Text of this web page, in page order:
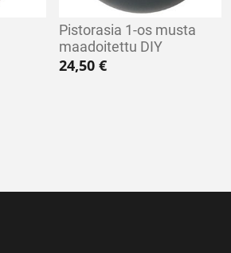
Pistorasia 1-os musta
maadoitettu DIY
24,50€